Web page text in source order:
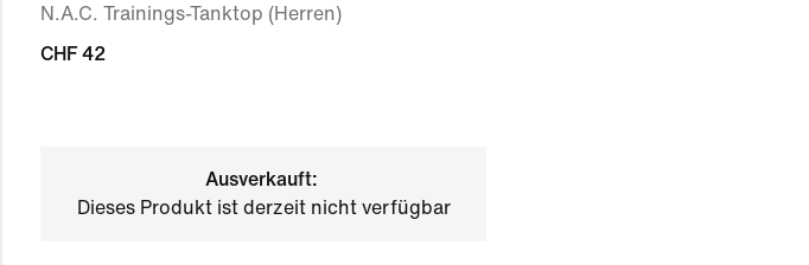
N.A.C. Trainings-Tanktop (Herren)
CHF 42
Ausverkauft:
Dieses Produkt ist derzeit nicht verfügbar